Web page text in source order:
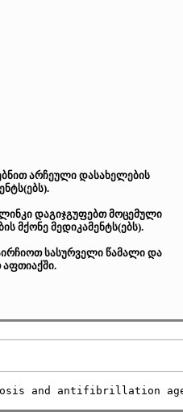
არჩეული დასახელების
დაგიჯგუფებთ მოცემული
მქონე მედიკამენტს(ებს).
სასურველი წამალი და
and antifibrillation